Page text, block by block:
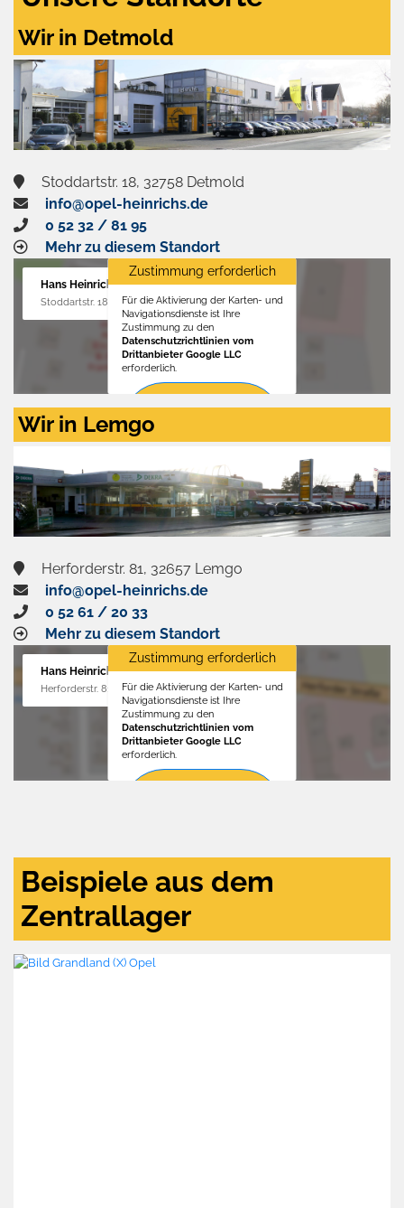
Wir in Detmold
Stoddartstr. 18, 32758 Detmold
info@opel-heinrichs.de
0 52 32 / 81 95
Mehr zu diesem Standort
Hans Heinrichs GmbH
Stoddartstr. 18, 32758 Detmold
Zustimmung erforderlich
Für die Aktivierung der Karten- und
Navigationsdienste ist Ihre
Zustimmung zu den
Datenschutzrichtlinien vom
Drittanbieter Google LLC
erforderlich.
Zustimmen
aktivieren
Wir in Lemgo
Herforderstr. 81, 32657 Lemgo
info@opel-heinrichs.de
0 52 61 / 20 33
Mehr zu diesem Standort
Hans Heinrichs GmbH
Herforderstr. 81, 32657 Lemgo
Zustimmung erforderlich
Für die Aktivierung der Karten- und
Navigationsdienste ist Ihre
Zustimmung zu den
Datenschutzrichtlinien vom
Drittanbieter Google LLC
erforderlich.
Beispiele aus dem
Zentrallager